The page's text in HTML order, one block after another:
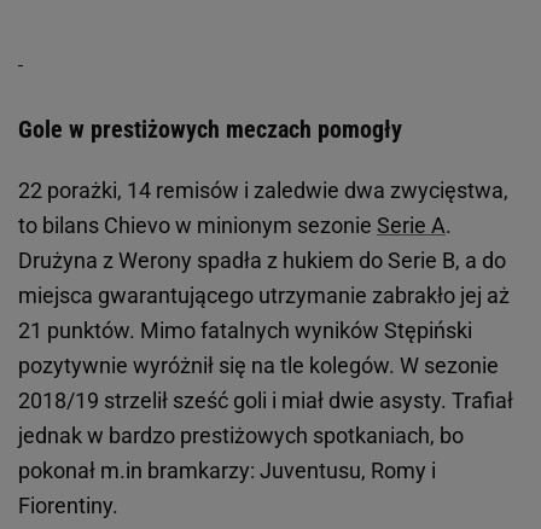
Gole w prestiżowych meczach pomogły
22 porażki, 14 remisów i zaledwie dwa zwycięstwa,
to bilans Chievo w minionym sezonie Serie A.
Drużyna z Werony spadła z hukiem do Serie B, a do
miejsca gwarantującego utrzymanie zabrakło jej aż
21 punktów. Mimo fatalnych wyników Stępiński
pozytywnie wyróżnił się na tle kolegów. W sezonie
2018/19 strzelił sześć goli i miał dwie asysty. Trafiał
jednak w bardzo prestiżowych spotkaniach, bo
pokonał m.in bramkarzy: Juventusu, Romy i
Fiorentiny.